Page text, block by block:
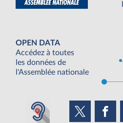
OPEN DATA
Accédez à toutes
les données de
l'Assemblée nationale